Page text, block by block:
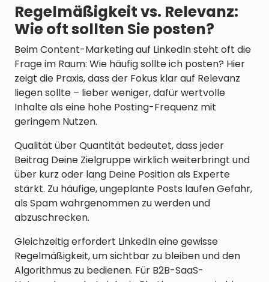
Regelmäßigkeit vs. Relevanz:
Wie oft sollten Sie posten?
Beim Content-Marketing auf LinkedIn steht oft die
Frage im Raum: Wie häufig sollte ich posten? Hier
zeigt die Praxis, dass der Fokus klar auf Relevanz
liegen sollte – lieber weniger, dafür wertvolle
Inhalte als eine hohe Posting-Frequenz mit
geringem Nutzen.
Qualität über Quantität bedeutet, dass jeder
Beitrag Deine Zielgruppe wirklich weiterbringt und
über kurz oder lang Deine Position als Experte
stärkt. Zu häufige, ungeplante Posts laufen Gefahr,
als Spam wahrgenommen zu werden und
abzuschrecken.
Gleichzeitig erfordert LinkedIn eine gewisse
Regelmäßigkeit, um sichtbar zu bleiben und den
Algorithmus zu bedienen. Für B2B-SaaS-